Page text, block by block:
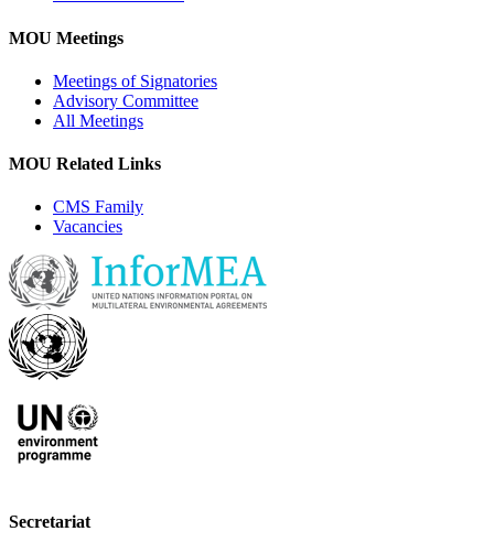
MOU Meetings
Meetings of Signatories
Advisory Committee
All Meetings
MOU Related Links
CMS Family
Vacancies
Secretariat